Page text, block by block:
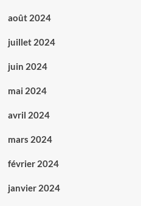
août 2024
juillet 2024
juin 2024
mai 2024
avril 2024
mars 2024
février 2024
janvier 2024